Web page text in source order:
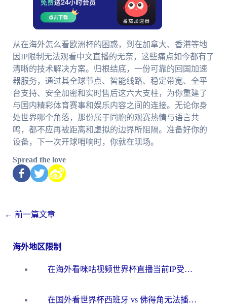
从在海外怎么看欧洲杯的困惑，到在加拿大、香港等地
因IP限制无法观看中文直播的无奈，这些痛点如今都有了
清晰的技术解决方案。归根结底，一份可靠的回国加速
器服务，通过其全球节点、智能线路、稳定带宽、全平
台支持、安全加密和实时售后这六大支柱，为你重建了
与国内精彩体育赛事和娱乐内容之间的连接。无论你身
处世界哪个角落，那份属于同胞的观赛热情与语言共
鸣，都不应再被距离和虚拟的边界所阻隔。准备好你的
设备，下一次开球哨响时，你就在现场。
Spread the love
← 前一篇文章
海外地区限制
在海外看咪咕视频世界杯直播当前IP受限制？这篇指南帮你搞定所有体育赛事观看难题
在国外看世界杯西班牙 vs 佛得角无法播放？这篇指南帮你解锁所有中文体育直播